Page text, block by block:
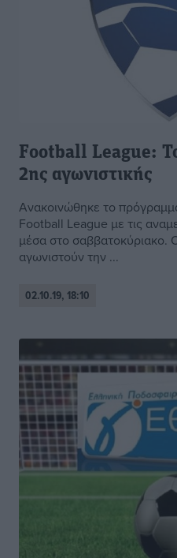
Football League:
2ης αγωνιστικής
Ανακοινώθηκε το
Football League με τις
μέσα στο σαββατοκύριακο.
αγωνιστούν την ...
02.10.19, 18:10